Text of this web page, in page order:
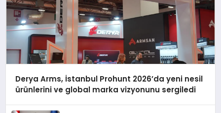
Derya Arms, İstanbul Prohunt 2026’da yeni nesil
ürünlerini ve global marka vizyonunu sergiledi